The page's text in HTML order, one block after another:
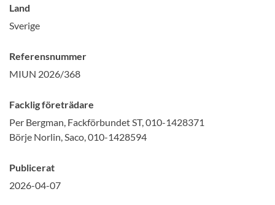
Land
Sverige
Referens­nummer
MIUN 2026/368
Facklig företrädare
Per Bergman, Fackförbundet ST, 010-1428371
Börje Norlin, Saco, 010-1428594
Publicerat
2026-04-07